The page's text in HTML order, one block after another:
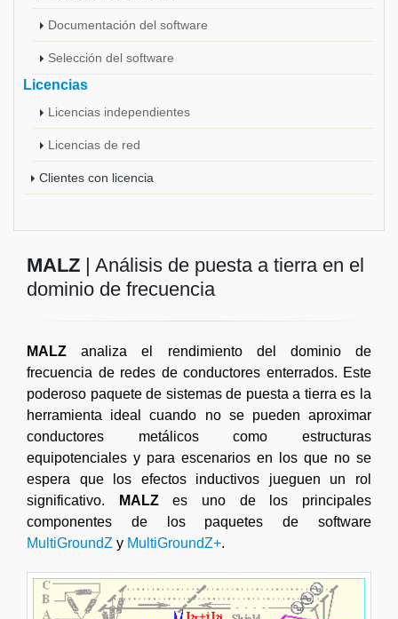
Documentación del software
Selección del software
Licencias
Licencias independientes
Licencias de red
Clientes con licencia
MALZ | Análisis de puesta a tierra en el
dominio de frecuencia
MALZ analiza el rendimiento del dominio de
frecuencia de redes de conductores enterrados. Este
poderoso paquete de sistemas de puesta a tierra es la
herramienta ideal cuando no se pueden aproximar
conductores metálicos como estructuras
equipotenciales y para escenarios en los que no se
espera que los efectos inductivos jueguen un rol
significativo.
MALZes uno de los principales
componentes de los paquetes de software
MultiGroundZ y MultiGroundZ+.